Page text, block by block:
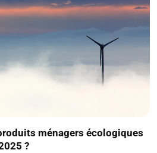
ménagers écologiques
?